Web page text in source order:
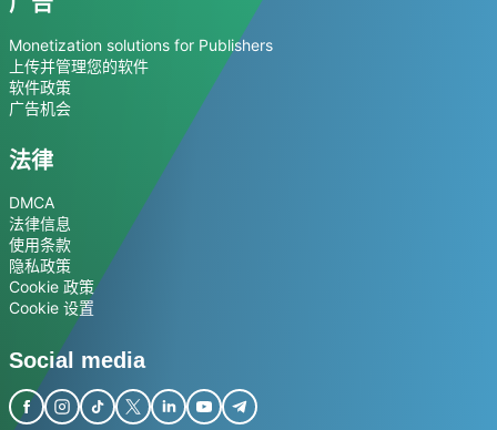
Monetization solutions for Publishers
上传并管理您的软件
软件政策
广告机会
法律
DMCA
法律信息
使用条款
隐私政策
Cookie 政策
Cookie 设置
Social media